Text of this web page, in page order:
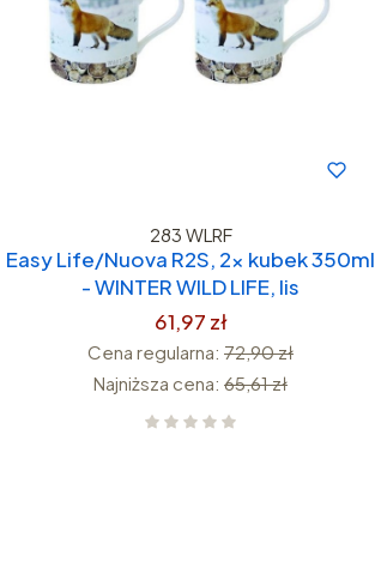
283 WLRF
Easy Life/Nuova R2S, 2x kubek 350ml
- WINTER WILD LIFE, lis
61,97 zł
Cena regularna: 72,90 zł
Najniższa cena: 65,61 zł